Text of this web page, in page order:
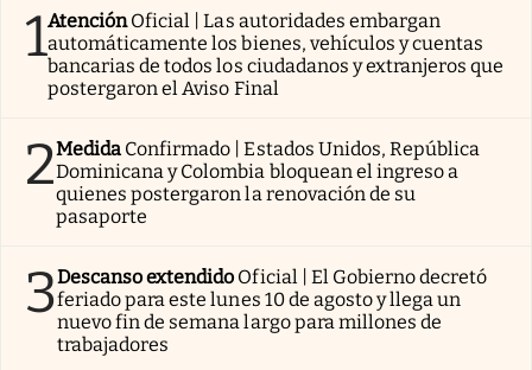
1AtenciónOficial | Las autoridades embargan
automáticamente los bienes, vehículos y cuentas
bancarias de todos los ciudadanos y extranjeros que
postergaron el Aviso Final
2Medida Confirmado | Estados Unidos, República
Dominicana y Colombia bloquean el ingreso a
quienes postergaron la renovación de su
pasaporte
3Descanso extendido Oficial | El Gobierno decretó
feriado para este lunes 10 de agosto y llega un
nuevo fin de semana largo para millones de
trabajadores